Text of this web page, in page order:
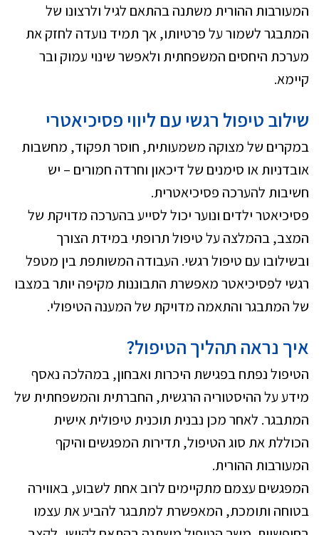
המעורבות ההורית משתנה בהתאם לגיל ולרצונו של
המתבגר לשמור על פרטיותו, אך תמיד נועדה לחזק את
מערכת היחסים המשפחתית ולאפשר שינוי עמוק ובר
קיימא.
שילוב טיפול רגשי עם ליווי פסיכיאטרי
במקרים של מצוקה משמעותית, חוסר תפקוד, מחשבות
אובדניות או סימנים של דיכאון וחרדה חמורים – יש
חשיבות להערכה פסיכיאטרית.
פסיכיאטר ילדים ונוער יכול לסייע בהערכה מדויקת של
המצב, בהמלצה על טיפול תרופתי במידת הצורך
ובשילובו עם טיפול רגשי. העבודה המשותפת בין מטפל
רגשי לפסיכיאטר מאפשרת התבוננות מקיפה יותר במצבו
של המתבגר והתאמה מדויקת של המענה הטיפולי.
איך נראה תהליך הטיפול?
הטיפול נפתח בפגישת היכרות ואבחון, במהלכה נאסף
מידע על ההיסטוריה הרגשית, החברתית והמשפחתית של
המתבגר. לאחר מכן נבנית תוכנית טיפולית אישית
הכוללת את סוג הטיפול, תדירות המפגשים והיקף
המעורבות ההורית.
המפגשים עצמם מתקיימים לרוב אחת לשבוע, באווירה
בטוחה ותומכת, המאפשרת למתבגר להביע את עצמו